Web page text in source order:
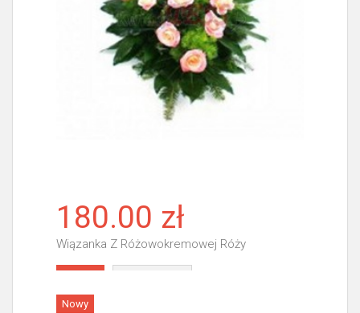
180.00 zł
Wiązanka Z Różowokremowej Róży
Nowy